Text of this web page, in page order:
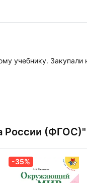
учебнику. Закупали
России (ФГОС)"
-35%